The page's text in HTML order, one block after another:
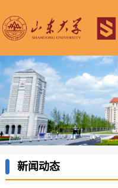
新闻动态